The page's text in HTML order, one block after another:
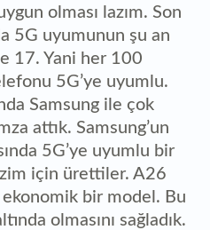
olması lazım. Son
5G uyumunun şu an
17. Yani her 100
5G’ye uyumlu.
Samsung ile çok
attık. Samsung’un
5G’ye uyumlu bir
için ürettiler. A26
bir model. Bu
olmasını sağladık.